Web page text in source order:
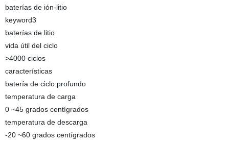
baterías de ión-litio
keyword3
baterías de litio
vida útil del ciclo
>4000 ciclos
características
batería de ciclo profundo
temperatura de carga
0 ~45 grados centígrados
temperatura de descarga
-20 ~60 grados centígrados